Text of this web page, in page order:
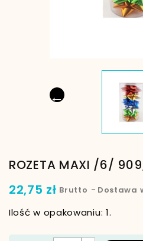
←
ROZETA MAXI /6/
22,75 zł Brutto Dostawa
Ilość w opakowaniu: 1.